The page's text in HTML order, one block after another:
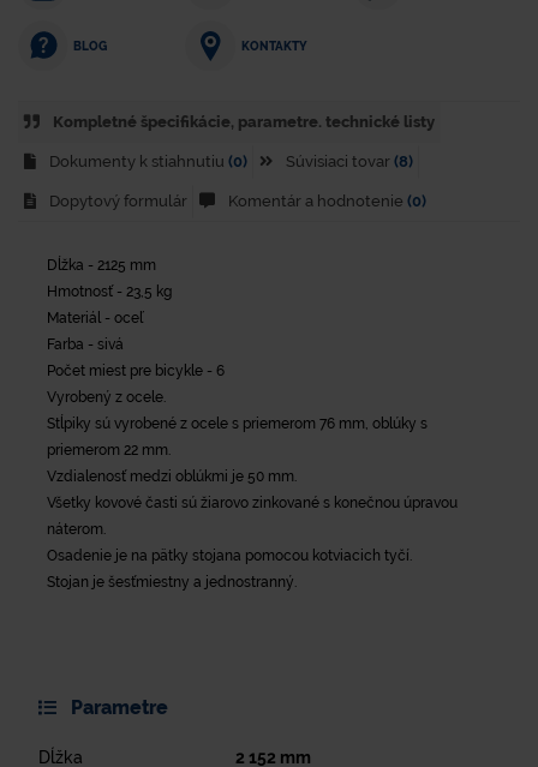
BLOG KONTAKTY
Kompletné špecifikácie, parametre. technické listy
Dokumenty k stiahnutiu (0) Súvisiaci tovar (8)
Dopytový formulár Komentár a hodnotenie (0)
Dĺžka - 2125 mm
Hmotnosť - 23,5 kg
Materiál - oceľ
Farba - sivá
Počet miest pre bicykle - 6
Vyrobený z ocele.
Stĺpiky sú vyrobené z ocele s priemerom 76 mm, oblúky s
priemerom 22 mm.
Vzdialenosť medzi oblúkmi je 50 mm.
Všetky kovové časti sú žiarovo zinkované s konečnou úpravou
náterom.
Osadenie je na pätky stojana pomocou kotviacich tyčí.
Stojan je šesťmiestny a jednostranný.
Parametre
Dĺžka 2 152 mm